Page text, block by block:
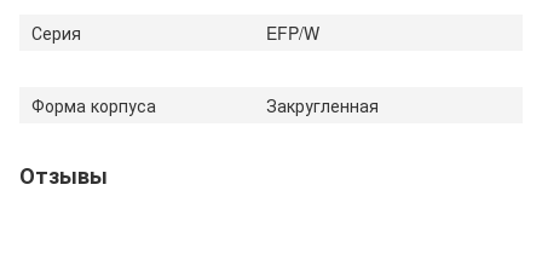
Серия EFP/W
Форма корпуса Закругленная
Отзывы